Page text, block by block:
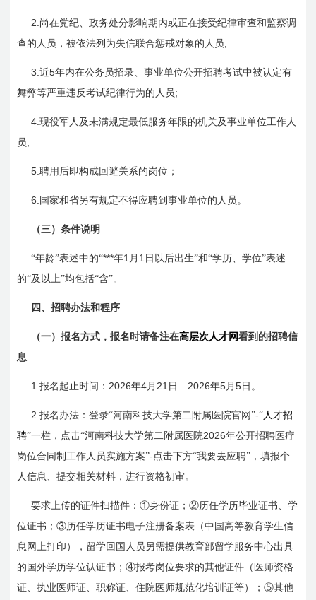
2. 尚在党纪、政务处分影响期内或正在接受纪律审查和监察调
查的人员，被依法列为失信联合惩戒对象的人员;
3.近5年内在公务员招录、事业单位公开招聘考试中被认定有
舞弊等严重违反考试纪律行为的人员;
4.现役军人及未满规定最低服务年限的机关及事业单位工作人
员;
5.聘用后即构成回避关系的岗位；
6. 国家和省另有规定不得应聘到事业单位的人员。
（三）条件说明
“年龄”表述中的“***年1 月 1 日 以后出生”和“学历、学位”表述
的“及以上”均包括“含”。
四、招聘办法和程序
（一）报名方式，报名时请备注在高层次人才网看到的招聘信
息
1.报名起止时间： 2026年4 月 21 日—2026年5 月5日 。
2.报名办法：登录“河南科技大学第二附属医院官网”-“ 人才招
聘”一栏，点击“河南科技大学第二附属医院2026年公开招聘医疗
岗位合同制工作人员实施方案”- 点击下方“我要去应聘”，填报个
人信息、提交相关材料，进行资格初审。
要求上传的证件扫描件：①身份证；②历任学历毕业证书、学
位证书；③历任学历证书电子注册备案表（中国高等教育学生信
息网上打印），留学回国人员另需提供教育部留学服务中心出具
的国外学历学位认证书；④报考岗位要求的其他证件（医师资格
证、执业医师证、职称证、住院医师规范化培训证等）；⑤其他